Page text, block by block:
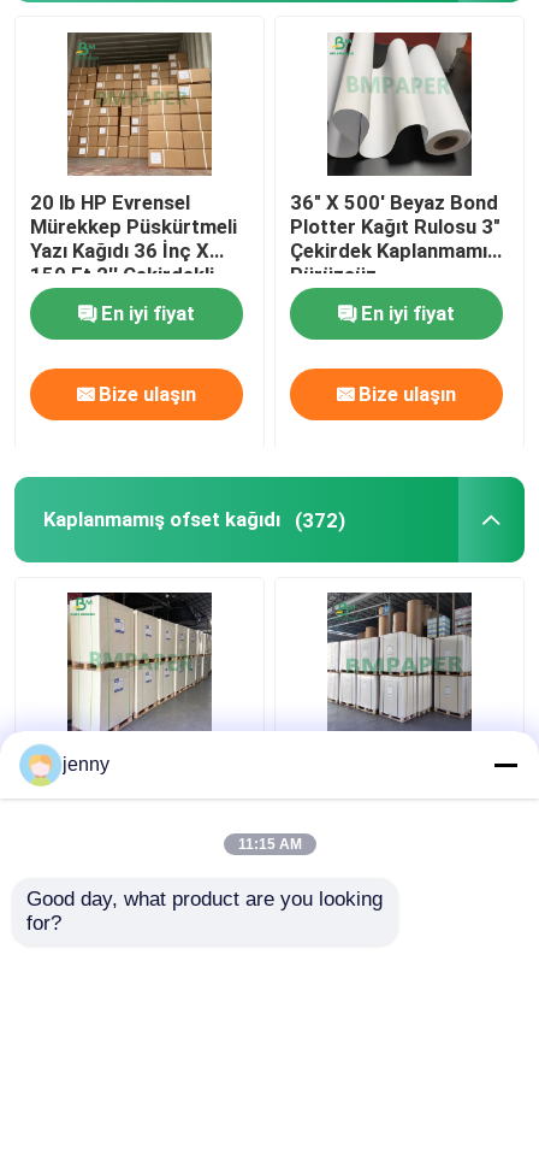
20 lb HP Evrensel
Mürekkep Püskürtmeli
Yazı Kağıdı 36 İnç X
150 Ft 2'' Çekirdekli
Geniş Format
En iyi fiyat
Bize ulaşın
36" X 500' Beyaz Bond
Plotter Kağıt Rulosu 3"
Çekirdek Kaplanmamış
Pürüzsüz
En iyi fiyat
Bize ulaşın
Kaplanmamış ofset kağıdı (372)
Poster Kart Broşürleri
İçin Mat Beyaz
Beyaz Blotter Kağıt
Sayfaları
jenny
11:15 AM
Good day, what product are you looking
for?